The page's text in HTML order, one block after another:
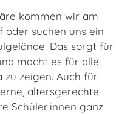
kommen wir am
oder suchen uns ein
Das sorgt für
macht es für alle
zu zeigen. Auch für
altersgerechte
Schüler:innen ganz